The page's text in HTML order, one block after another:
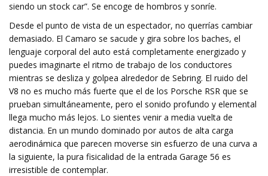
siendo un stock car”. Se encoge de hombros y sonríe.
Desde el punto de vista de un espectador, no querrías cambiar
demasiado. El Camaro se sacude y gira sobre los baches, el
lenguaje corporal del auto está completamente energizado y
puedes imaginarte el ritmo de trabajo de los conductores
mientras se desliza y golpea alrededor de Sebring. El ruido del
V8 no es mucho más fuerte que el de los Porsche RSR que se
prueban simultáneamente, pero el sonido profundo y elemental
llega mucho más lejos. Lo sientes venir a media vuelta de
distancia. En un mundo dominado por autos de alta carga
aerodinámica que parecen moverse sin esfuerzo de una curva a
la siguiente, la pura fisicalidad de la entrada Garage 56 es
irresistible de contemplar.